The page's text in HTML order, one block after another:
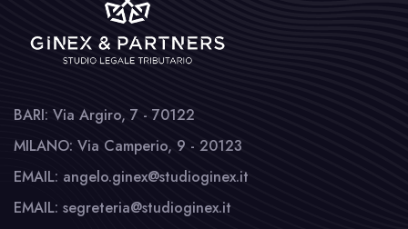
BARI: Via Argiro, 7 - 70122
MILANO: Via Camperio, 9 - 20123
EMAIL: angelo.ginex@studioginex.it
EMAIL: segreteria@studioginex.it